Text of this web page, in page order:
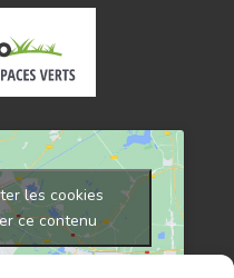
les cookies
ce contenu